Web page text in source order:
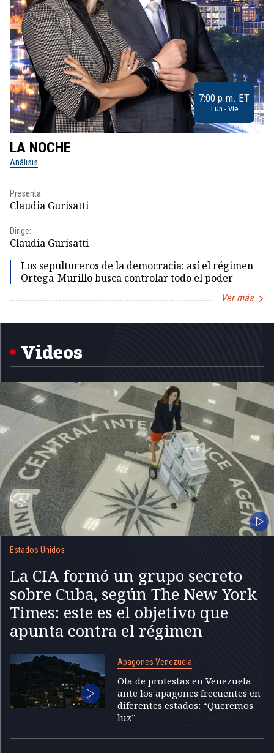
7:00 p.m. ET
Lun - Vie
LA NOCHE
Análisis
Presenta:
Claudia Gurisatti
Dirige:
Claudia Gurisatti
Los sepultureros de la democracia: así el régimen
Ortega-Murillo busca controlar todo el poder
Ver más
1
Videos
Estados Unidos
La CIA formó un grupo secreto
sobre Cuba, según The New York
Times: este es el objetivo que
apunta contra el régimen
Apagones Venezuela
Ola de protestas en Venezuela
ante los apagones frecuentes en
diferentes estados: “Queremos
luz”